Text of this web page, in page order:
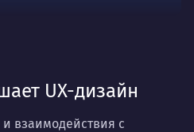
UX-дизайн
взаимодействия с